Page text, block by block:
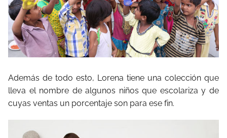
Además de todo esto, Lorena tiene una colección que
lleva el nombre de algunos niños que escolariza y de
cuyas ventas un porcentaje son para ese fin.